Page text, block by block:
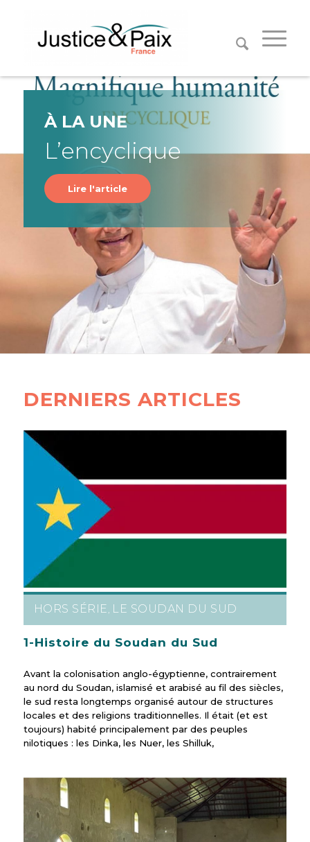
À LA UNE
L’encyclique
Lire l'article
DERNIERS ARTICLES
HORS SÉRIE , LE SOUDAN DU SUD
1-Histoire du Soudan du Sud
Avant la colonisation anglo-égyptienne, contrairement
au nord du Soudan, islamisé et arabisé au fil des siècles,
le sud resta longtemps organisé autour de structures
locales et des religions traditionnelles. Il était (et est
toujours) habité principalement par des peuples
nilotiques : les Dinka, les Nuer, les Shilluk,